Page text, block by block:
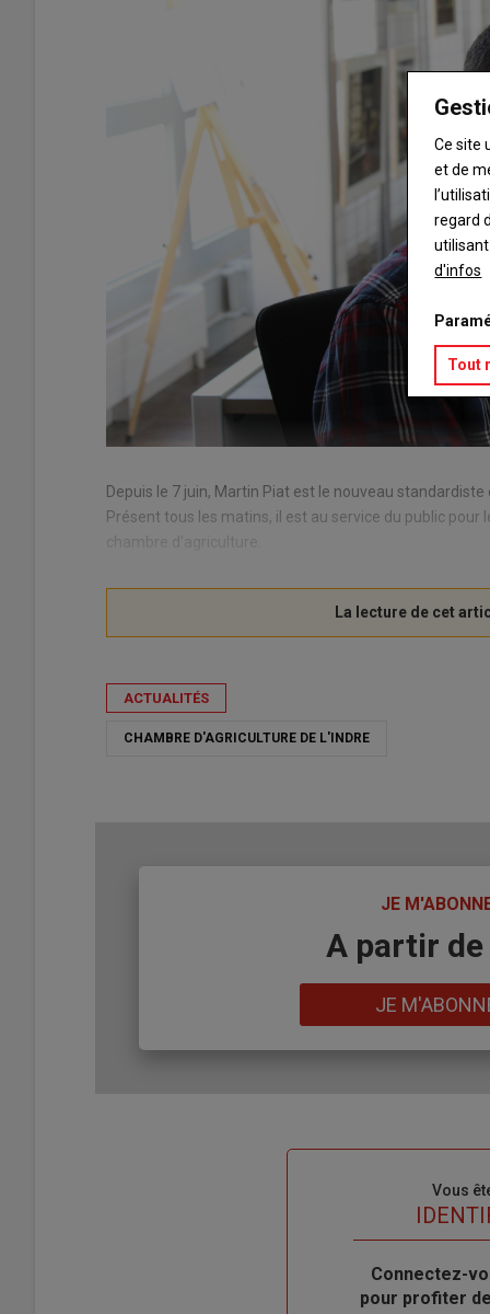
Depuis le 7 juin, Martin Piat est le nouveau standardiste
Présent tous les matins, il est au service du public
chambre d’agriculture.
ACTUALITÉS
CHAMBRE D'AGRICULTURE DE L'INDRE
JE
A partir de
JE
Vous
Body
Connectez-
pour profiter
Ce site
et de
regard
d'infos
Tout